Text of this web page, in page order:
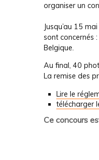
organiser un
Jusqu’au 15
sont concernés
Belgique.
Au final, 40
La remise des
Lire le
télécharger
Ce concours